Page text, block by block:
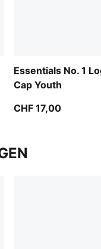
Essentials No. 1
Cap Youth
CHF 17,00